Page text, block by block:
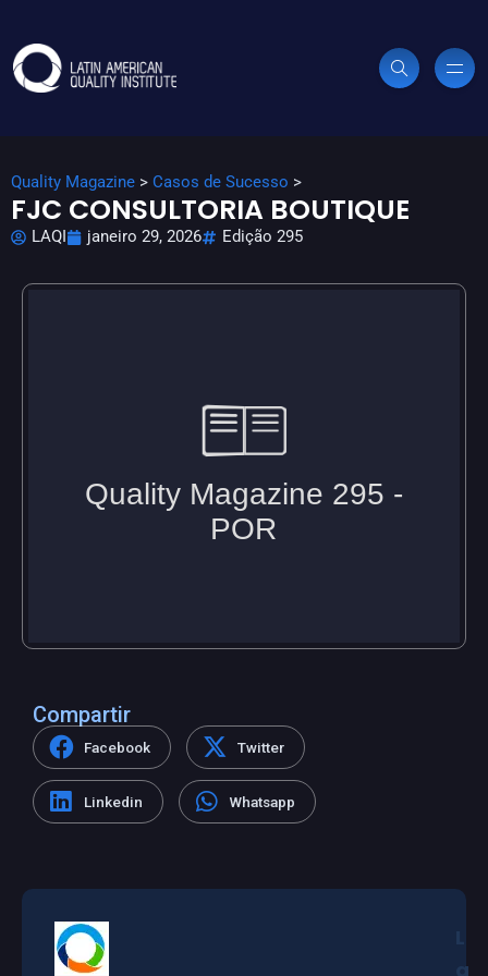
Quality Magazine > Casos de Sucesso >
FJC CONSULTORIA BOUTIQUE
LAQI janeiro 29, 2026 Edição 295
Compartir
Facebook Twitter
Linkedin Whatsapp
a